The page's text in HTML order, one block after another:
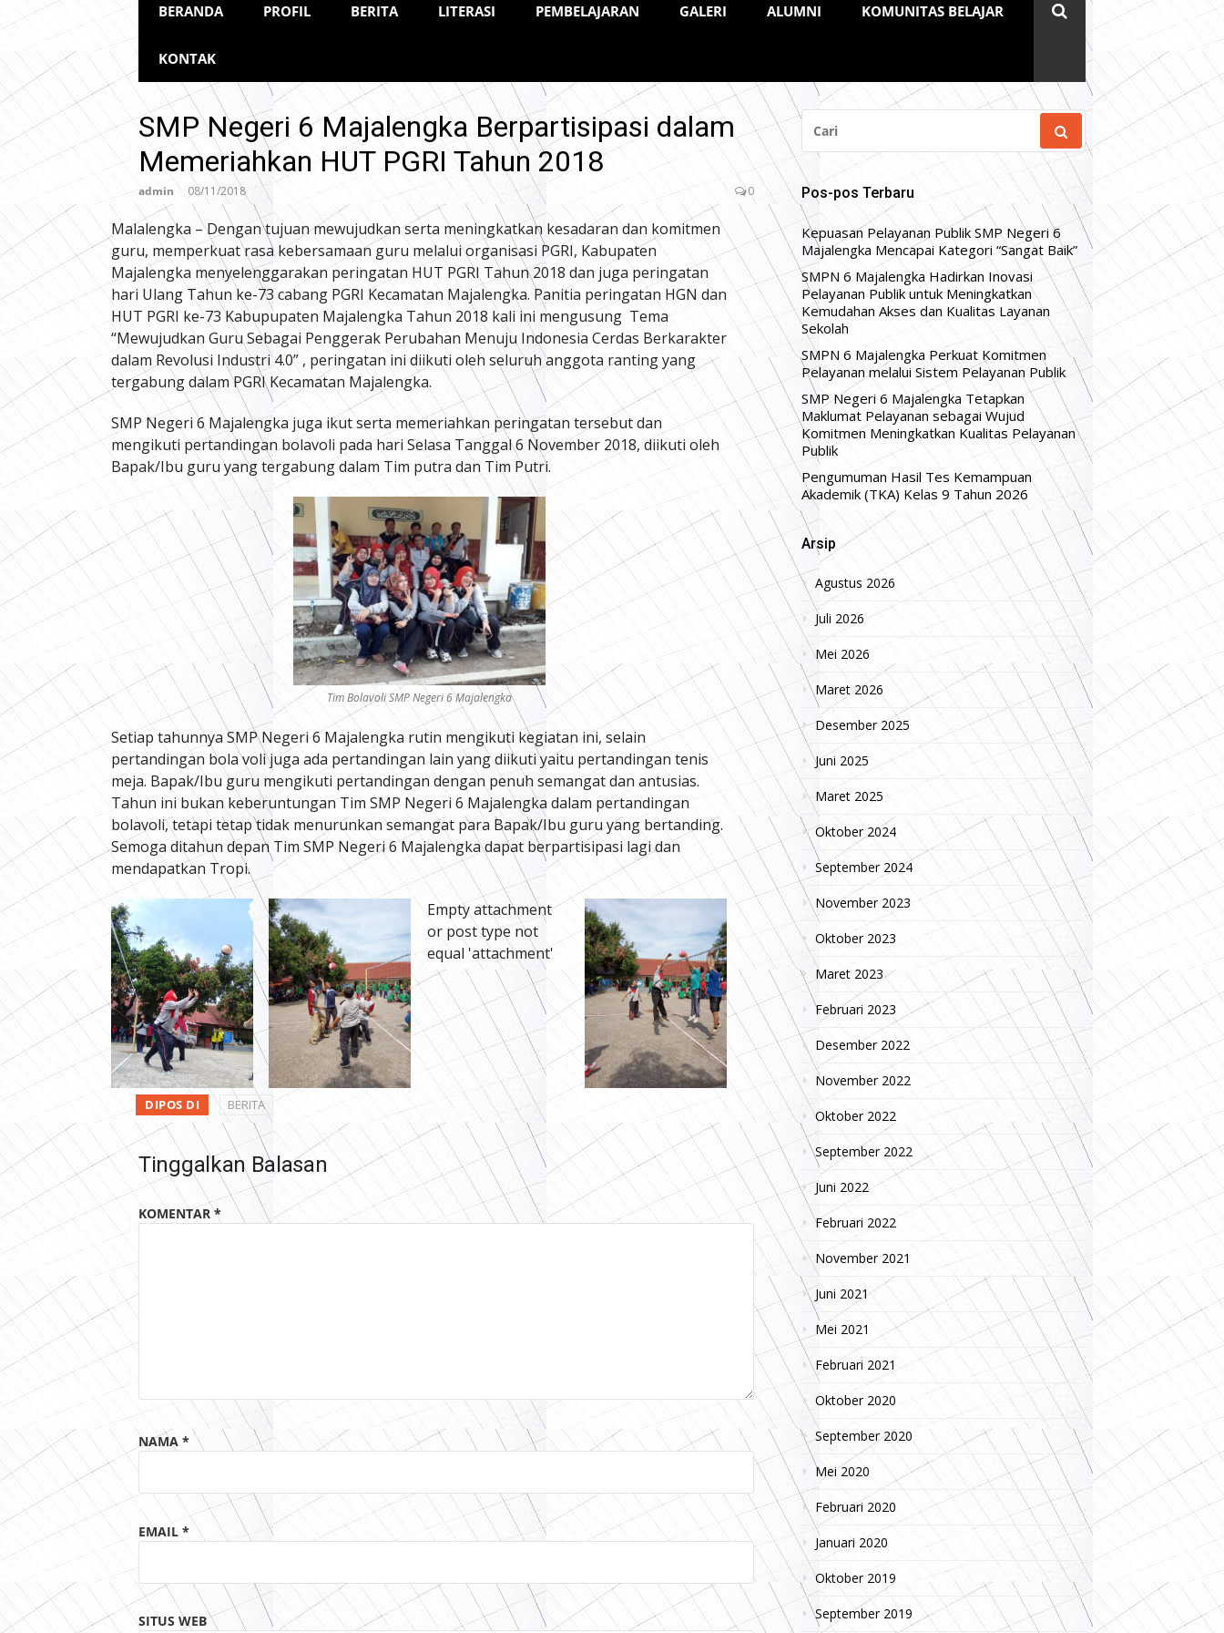
BERANDA PROFIL BERITA LITERASI PEMBELAJARAN GALERI ALUMNI KOMUNITAS BELAJAR
KONTAK
SMP Negeri 6 Majalengka Berpartisipasi dalam
Memeriahkan HUT PGRI Tahun 2018
admin 08/11/2018 0
Malalengka – Dengan tujuan mewujudkan serta meningkatkan kesadaran dan komitmen
guru, memperkuat rasa kebersamaan guru melalui organisasi PGRI, Kabupaten
Majalengka menyelenggarakan peringatan HUT PGRI Tahun 2018 dan juga peringatan
hari Ulang Tahun ke-73 cabang PGRI Kecamatan Majalengka. Panitia peringatan HGN dan
HUT PGRI ke-73 Kabupupaten Majalengka Tahun 2018 kali ini mengusung Tema
“Mewujudkan Guru Sebagai Penggerak Perubahan Menuju Indonesia Cerdas Berkarakter
dalam Revolusi Industri 4.0” , peringatan ini diikuti oleh seluruh anggota ranting yang
tergabung dalam PGRI Kecamatan Majalengka.
SMP Negeri 6 Majalengka juga ikut serta memeriahkan peringatan tersebut dan
mengikuti pertandingan bolavoli pada hari Selasa Tanggal 6 November 2018, diikuti oleh
Bapak/Ibu guru yang tergabung dalam Tim putra dan Tim Putri.
Tim Bolavoli SMP Negeri 6 Majalengka
Setiap tahunnya SMP Negeri 6 Majalengka rutin mengikuti kegiatan ini, selain
pertandingan bola voli juga ada pertandingan lain yang diikuti yaitu pertandingan tenis
meja. Bapak/Ibu guru mengikuti pertandingan dengan penuh semangat dan antusias.
Tahun ini bukan keberuntungan Tim SMP Negeri 6 Majalengka dalam pertandingan
bolavoli, tetapi tetap tidak menurunkan semangat para Bapak/Ibu guru yang bertanding.
Semoga ditahun depan Tim SMP Negeri 6 Majalengka dapat berpartisipasi lagi dan
mendapatkan Tropi.
Empty attachment
or post type not
equal 'attachment'
DIPOS DI BERITA
Tinggalkan Balasan
KOMENTAR*
NAMA *
EMAIL *
SITUS WEB
CARI
UNTUK:
Pos-pos Terbaru
Kepuasan Pelayanan Publik SMP Negeri 6
Majalengka Mencapai Kategori “Sangat Baik”
SMPN 6 Majalengka Hadirkan Inovasi
Pelayanan Publik untuk Meningkatkan
Kemudahan Akses dan Kualitas Layanan
Sekolah
SMPN 6 Majalengka Perkuat Komitmen
Pelayanan melalui Sistem Pelayanan Publik
SMP Negeri 6 Majalengka Tetapkan
Maklumat Pelayanan sebagai Wujud
Komitmen Meningkatkan Kualitas Pelayanan
Publik
Pengumuman Hasil Tes Kemampuan
Akademik (TKA) Kelas 9 Tahun 2026
Arsip
Agustus 2026
Juli 2026
Mei 2026
Maret 2026
Desember 2025
Juni 2025
Maret 2025
Oktober 2024
September 2024
November 2023
Oktober 2023
Maret 2023
Februari 2023
Desember 2022
November 2022
Oktober 2022
September 2022
Juni 2022
Februari 2022
November 2021
Juni 2021
Mei 2021
Februari 2021
Oktober 2020
September 2020
Mei 2020
Februari 2020
Januari 2020
Oktober 2019
September 2019